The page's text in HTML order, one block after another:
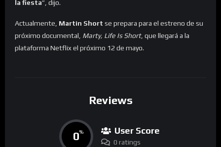
la fiesta”, dijo.
Actualmente, Martin Short se prepara para el estreno de su
próximo documental, Marty, Life Is Short, que llegará a la
plataforma Netflix el próximo 12 de mayo.
Reviews
0% User Score
0 ratings